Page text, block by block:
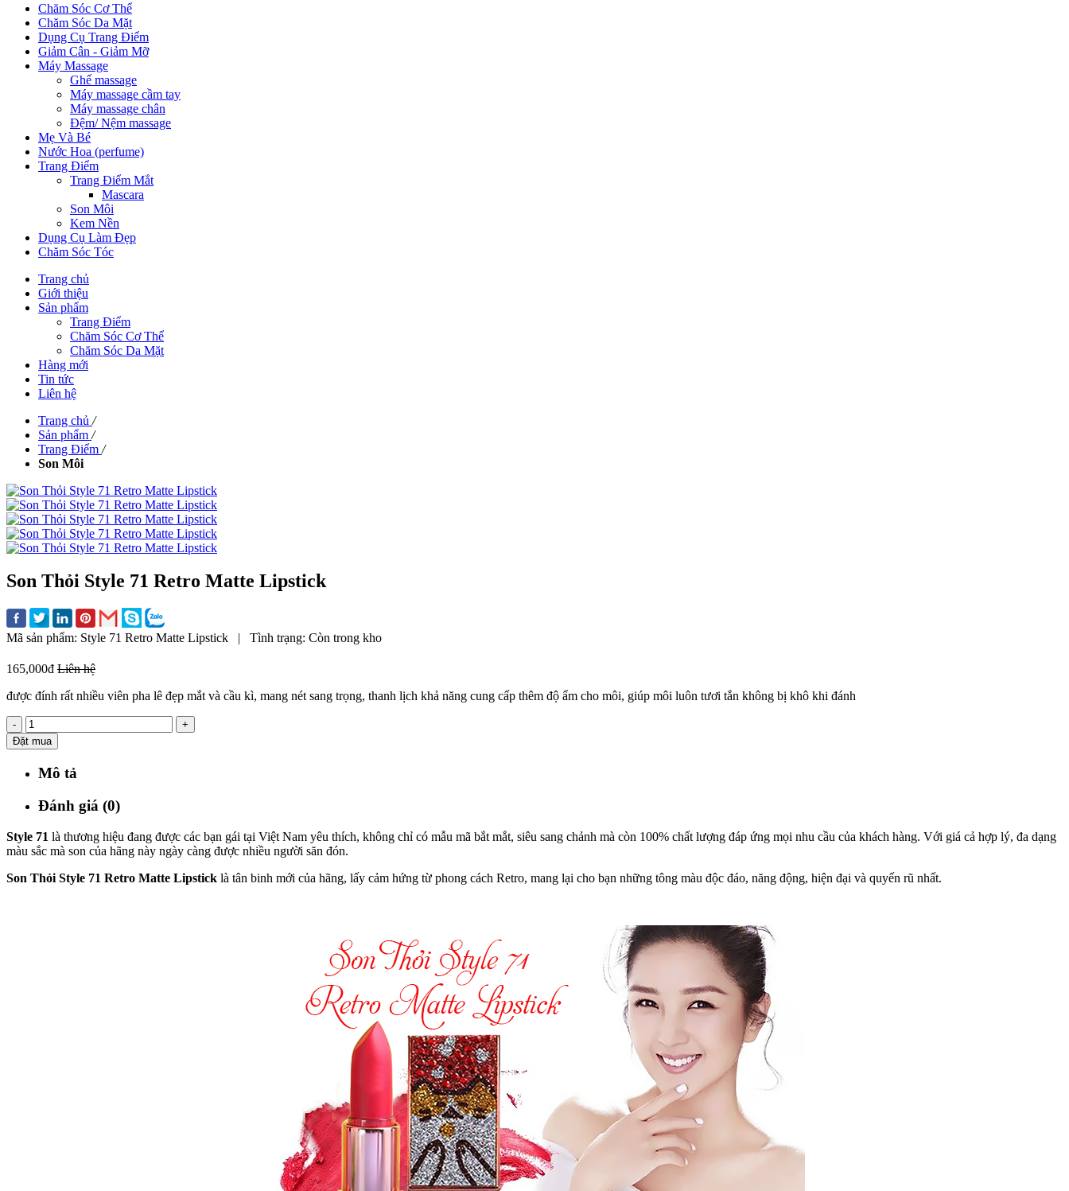
Chăm Sóc Cơ Thể
Chăm Sóc Da Mặt
Dụng Cụ Trang Điểm
Giảm Cân - Giảm Mỡ
Máy Massage
Ghế massage
Máy massage cầm tay
Máy massage chân
Đệm/ Nệm massage
Mẹ Và Bé
Nước Hoa (perfume)
Trang Điểm
Trang Điểm Mắt
Mascara
Son Môi
Kem Nền
Dụng Cụ Làm Đẹp
Chăm Sóc Tóc
Trang chủ
Giới thiệu
Sản phẩm
Trang Điểm
Chăm Sóc Cơ Thể
Chăm Sóc Da Mặt
Hàng mới
Tin tức
Liên hệ
Trang chủ /
Sản phẩm /
Trang Điểm /
Son Môi
Son Thỏi Style 71 Retro Matte Lipstick
Mã sản phẩm: Style 71 Retro Matte Lipstick | Tình trạng: Còn trong kho
165,000đ Liên hệ
được đính rất nhiều viên pha lê đẹp mắt và cầu kì, mang nét sang trọng, thanh lịch khả năng cung cấp thêm độ ẩm cho môi, giúp môi luôn tươi tắn không bị khô khi đánh
-
+
Đặt mua
Mô tả
Đánh giá (0)
Style 71 là thương hiệu đang được các bạn gái tại Việt Nam yêu thích, không chỉ có mẫu mã bắt mắt, siêu sang chảnh mà còn 100% chất lượng đáp ứng mọi nhu cầu của khách hàng. Với giá cả hợp lý, đa dạng
màu sắc mà son của hãng này ngày càng được nhiều người săn đón.
Son Thỏi Style 71 Retro Matte Lipstick là tân binh mới của hãng, lấy cảm hứng từ phong cách Retro, mang lại cho bạn những tông màu độc đáo, năng động, hiện đại và quyến rũ nhất.